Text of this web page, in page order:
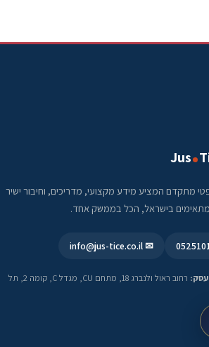
Jus
מתקדם המציע מידע מקצועי, מדריכים, וחיבור ישיר
מתאימים בישראל, הכל בממשק אחד.
✉ info@jus-tice.co.il
רחוב ראול ולנברג 18, מתחם CU, מגדל C, קומה 2, תל